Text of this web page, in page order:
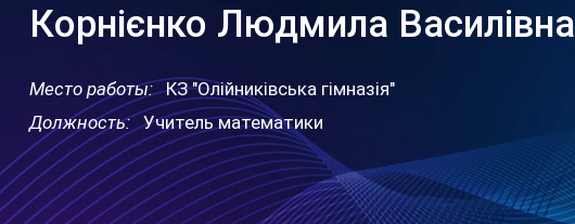
Корнієнко Людмила Василівна
Место работы: КЗ "Олійниківська гімназія"
Должность: Учитель математики